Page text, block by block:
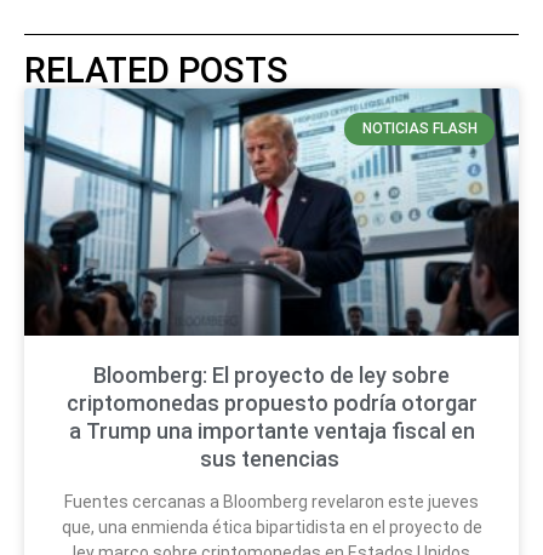
RELATED POSTS
NOTICIAS FLASH
Bloomberg: El proyecto de ley sobre
criptomonedas propuesto podría otorgar
a Trump una importante ventaja fiscal en
sus tenencias
Fuentes cercanas a Bloomberg revelaron este jueves
que, una enmienda ética bipartidista en el proyecto de